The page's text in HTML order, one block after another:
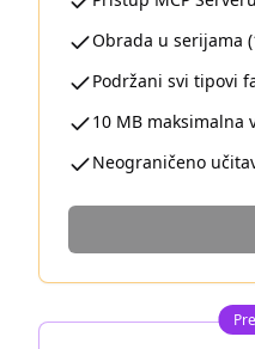
Obrada u serijama
Podržani svi tipovi
10 MB maksimalna
Neograničeno